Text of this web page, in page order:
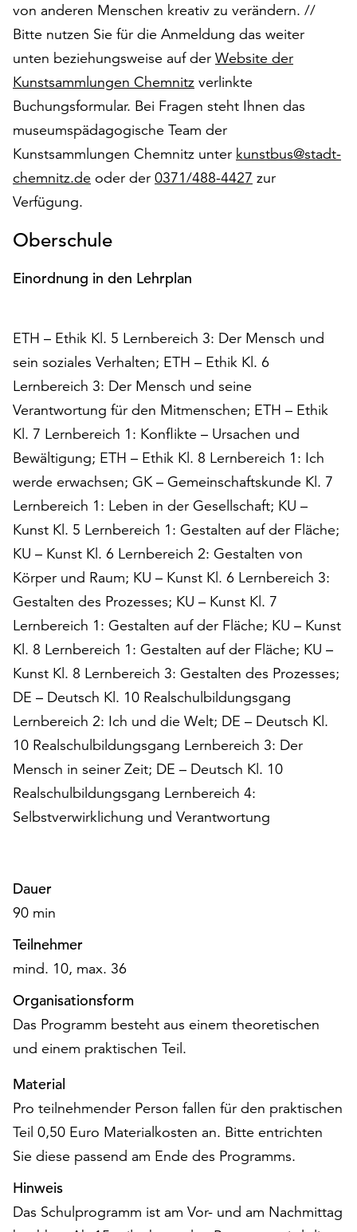
Einverständnis
jederzeit
ändern
und
widerrufen.
Dafür
steht
Ihnen
am
Ende
der
die
„Cookie-
Verfügung.
Cookies
werden
auch
ohne
Ihr
Einverständnis
weiterhin
ausgeführt.
Möchten
Sie
die
verwendeten
Cookies
anpassen,
Sie
die
Einstellungen
über
die
Schaltfläche
„Auswählen“.
Weitere
Informationen
unserer
Datenschutzerklärung
dem
Impressum
von anderen Menschen kreativ zu verändern. //
Bitte nutzen Sie für die Anmeldung das weiter
unten beziehungsweise auf der Website der
Kunstsammlungen Chemnitz verlinkte
Buchungsformular. Bei Fragen steht Ihnen das
museumspädagogische Team der
Kunstsammlungen Chemnitz unter kunstbus@stadt-
chemnitz.de oder der 0371/488-4427 zur
Verfügung.
Oberschule
Einordnung in den Lehrplan
ETH – Ethik Kl. 5 Lernbereich 3: Der Mensch und
sein soziales Verhalten; ETH – Ethik Kl. 6
Lernbereich 3: Der Mensch und seine
Verantwortung für den Mitmenschen; ETH – Ethik
Kl. 7 Lernbereich 1: Konflikte – Ursachen und
Bewältigung; ETH – Ethik Kl. 8 Lernbereich 1: Ich
werde erwachsen; GK – Gemeinschaftskunde Kl. 7
Lernbereich 1: Leben in der Gesellschaft; KU –
Kunst Kl. 5 Lernbereich 1: Gestalten auf der Fläche;
KU – Kunst Kl. 6 Lernbereich 2: Gestalten von
Körper und Raum; KU – Kunst Kl. 6 Lernbereich 3:
Gestalten des Prozesses; KU – Kunst Kl. 7
Lernbereich 1: Gestalten auf der Fläche; KU – Kunst
Kl. 8 Lernbereich 1: Gestalten auf der Fläche; KU –
Kunst Kl. 8 Lernbereich 3: Gestalten des Prozesses;
DE – Deutsch Kl. 10 Realschulbildungsgang
Lernbereich 2: Ich und die Welt; DE – Deutsch Kl.
10 Realschulbildungsgang Lernbereich 3: Der
Mensch in seiner Zeit; DE – Deutsch Kl. 10
Realschulbildungsgang Lernbereich 4:
Selbstverwirklichung und Verantwortung
Dauer
90 min
Teilnehmer
mind. 10, max. 36
Organisationsform
Das Programm besteht aus einem theoretischen
und einem praktischen Teil.
Material
Pro teilnehmender Person fallen für den praktischen
Teil 0,50 Euro Materialkosten an. Bitte entrichten
Sie diese passend am Ende des Programms.
Hinweis
Das Schulprogramm ist am Vor- und am Nachmittag